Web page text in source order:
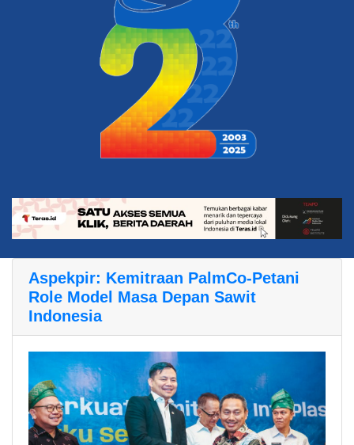
Aspekpir: Kemitraan PalmCo-Petani
Role Model Masa Depan Sawit
Indonesia